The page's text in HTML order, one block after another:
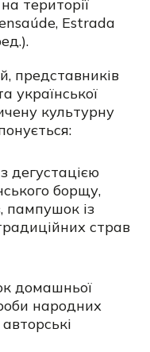
території
Estrada
представників
української
культурну
дегустацією
борщу,
пампушок із
страв
домашньої
народних